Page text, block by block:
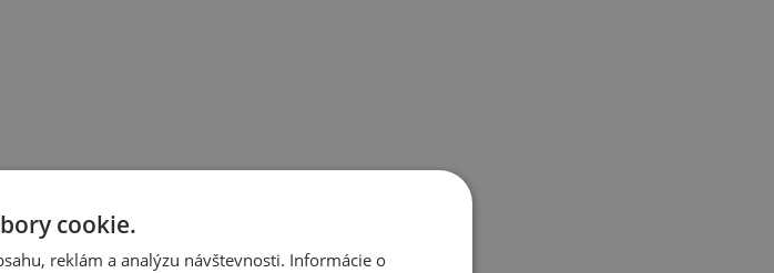
cookie.
reklám a analýzu návštevnosti. Informácie o